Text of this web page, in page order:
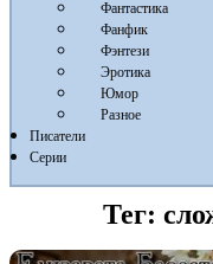
Фантастика
Фанфик
Фэнтези
Эротика
Юмор
Разное
Писатели
Серии
Тег: